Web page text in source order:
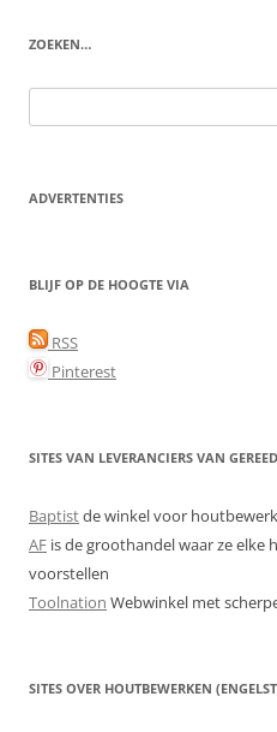
ZOEKEN…
for:
ADVERTENTIES
BLIJF OP DE HOOGTE VIA
RSS
Pinterest
SITES VAN LEVERANCIERS VAN
Baptistde winkel voor
AF is de groothandel waar ze
voorstellen
Toolnation Webwinkel met
SITES OVER HOUTBEWERKEN